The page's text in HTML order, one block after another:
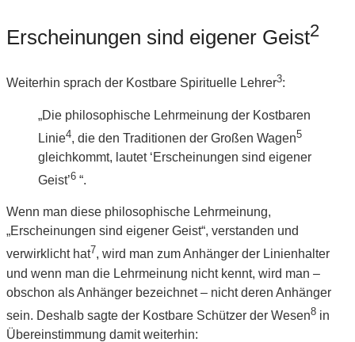
Erscheinungen sind eigener Geist2
Weiterhin sprach der Kostbare Spirituelle Lehrer3:
„Die philosophische Lehrmeinung der Kostbaren
Linie4, die den Traditionen der Großen Wagen5
gleichkommt, lautet ‘Erscheinungen sind eigener
Geist’6 “.
Wenn man diese philosophische Lehrmeinung,
„Erscheinungen sind eigener Geist“, verstanden und
verwirklicht hat7, wird man zum Anhänger der Linienhalter
und wenn man die Lehrmeinung nicht kennt, wird man –
obschon als Anhänger bezeichnet – nicht deren Anhänger
sein. Deshalb sagte der Kostbare Schützer der Wesen8 in
Übereinstimmung damit weiterhin: